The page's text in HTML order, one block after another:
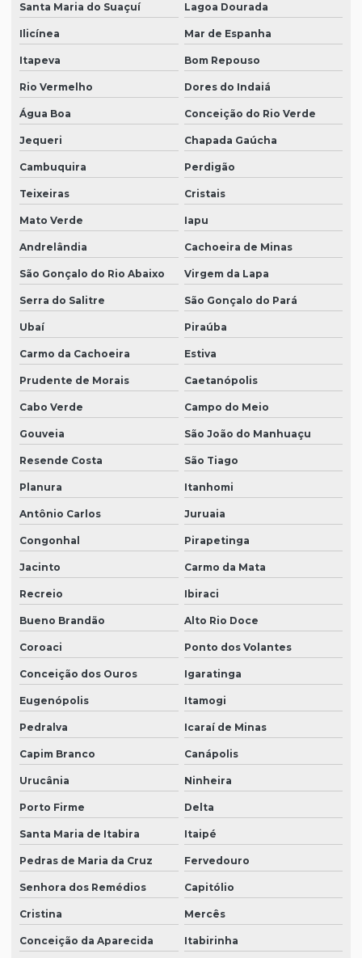
Santa Maria do Suaçuí Lagoa Dourada
Ilicínea Mar de Espanha
Itapeva Bom Repouso
Rio Vermelho Dores do Indaiá
Água Boa Conceição do Rio Verde
Jequeri Chapada Gaúcha
Cambuquira Perdigão
Teixeiras Cristais
Mato Verde Iapu
Andrelândia Cachoeira de Minas
São Gonçalo do Rio Abaixo Virgem da Lapa
Serra do Salitre São Gonçalo do Pará
Ubaí Piraúba
Carmo da Cachoeira Estiva
Prudente de Morais Caetanópolis
Cabo Verde Campo do Meio
Gouveia São João do Manhuaçu
Resende Costa São Tiago
Planura Itanhomi
Antônio Carlos Juruaia
Congonhal Pirapetinga
Jacinto Carmo da Mata
Recreio Ibiraci
Bueno Brandão Alto Rio Doce
Coroaci Ponto dos Volantes
Conceição dos Ouros Igaratinga
Eugenópolis Itamogi
Pedralva Icaraí de Minas
Capim Branco Canápolis
Urucânia Ninheira
Porto Firme Delta
Santa Maria de Itabira Itaipé
Pedras de Maria da Cruz Fervedouro
Senhora dos Remédios Capitólio
Cristina Mercês
Conceição da Aparecida Itabirinha